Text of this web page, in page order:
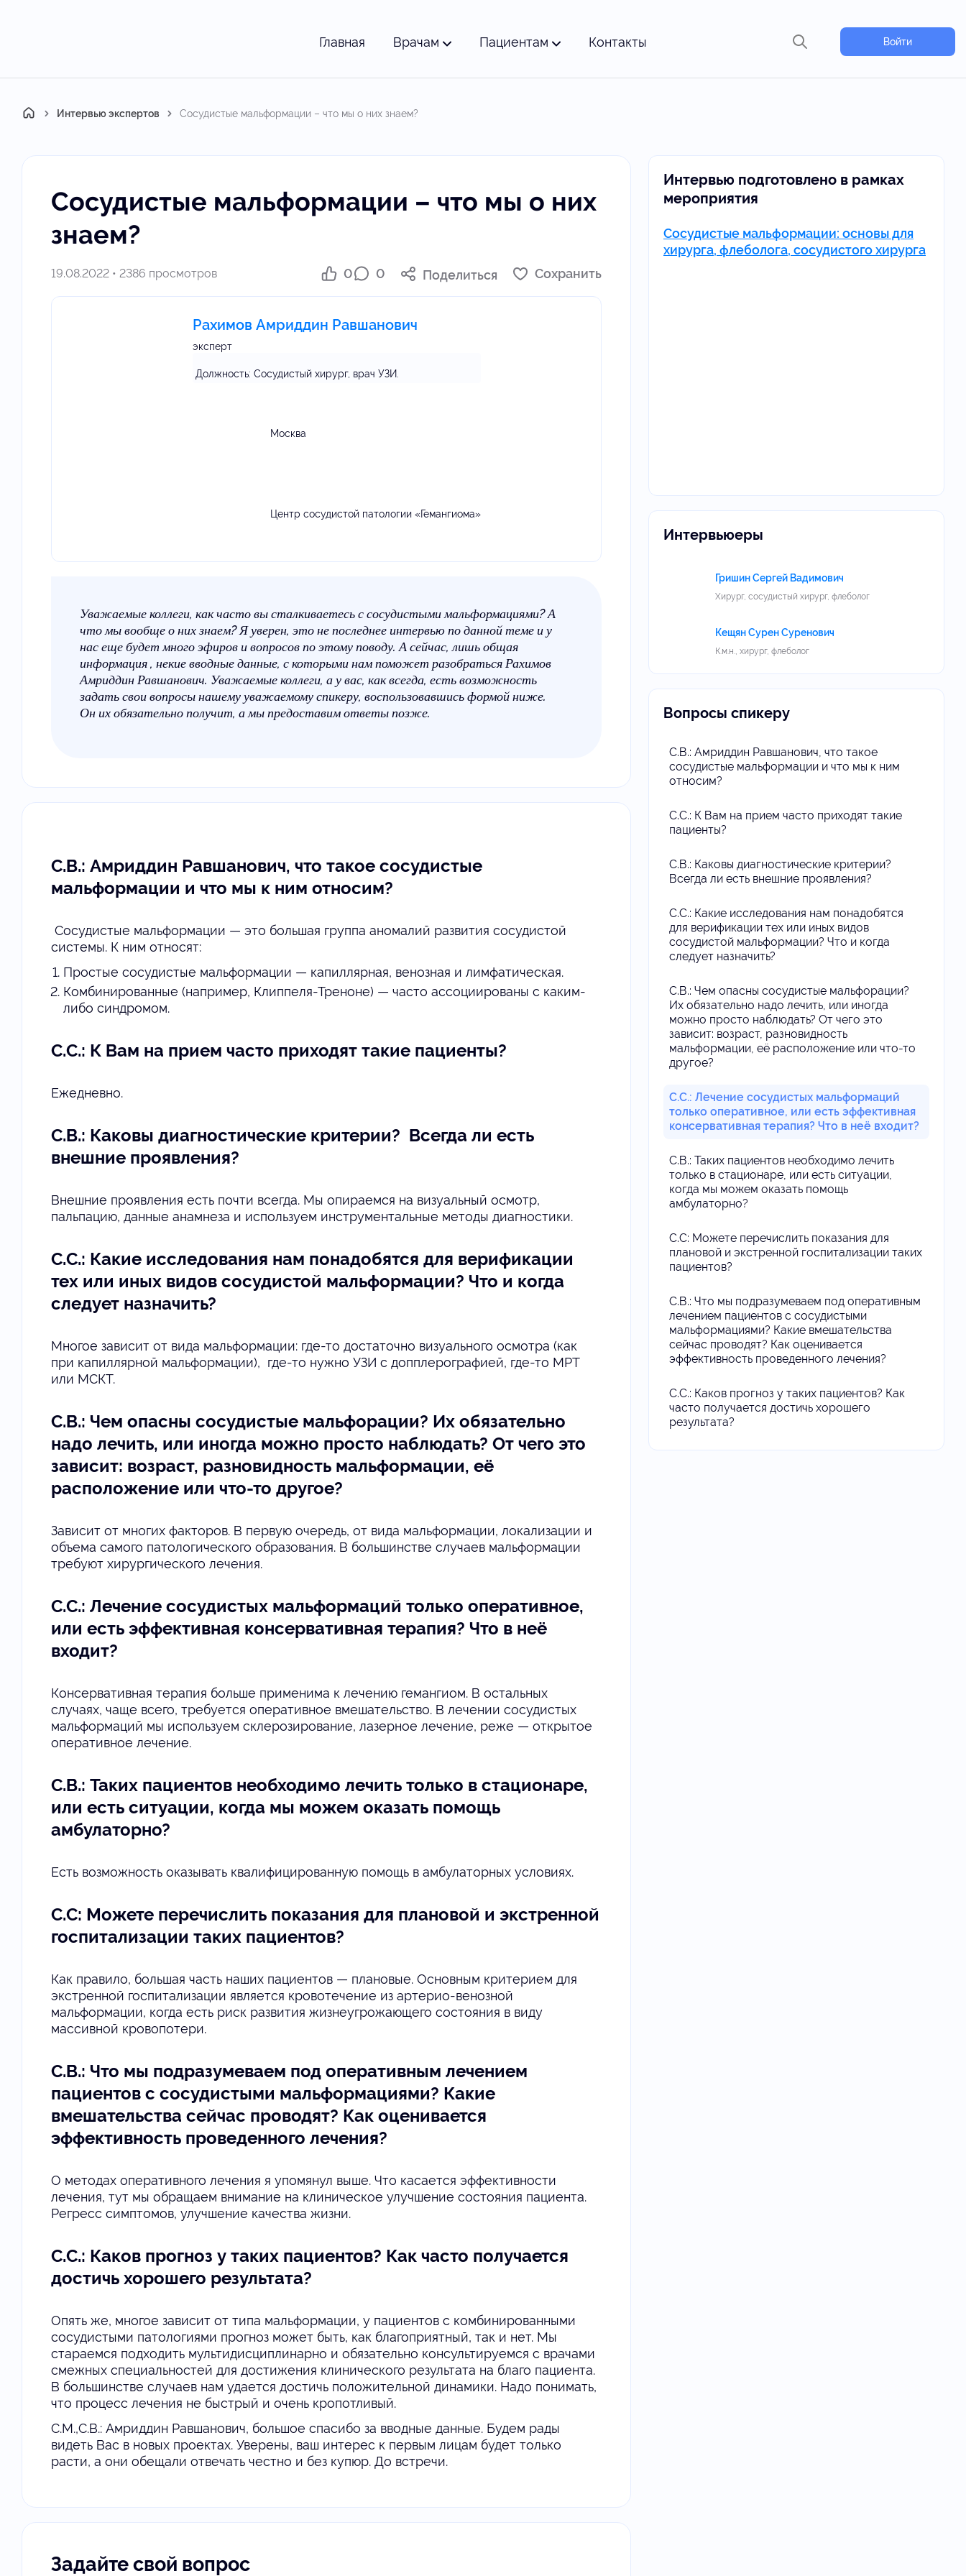
Главная Врачам Пациентам Контакты Войти
ГлавнаяИнтервью экспертов Сосудистые мальформации – что мы о них знаем?
Сосудистые мальформации – что мы о них
знаем?
19.08.2022 • 2386 просмотров 0 0 Поделиться Сохранить
Рахимов Амриддин Равшанович
эксперт
Должность: Сосудистый хирург, врач УЗИ.
Москва
Центр сосудистой патологии «Гемангиома»
Уважаемые коллеги, как часто вы сталкиваетесь с сосудистыми мальформациями? А
что мы вообще о них знаем? Я уверен, это не последнее интервью по данной теме и у
нас еще будет много эфиров и вопросов по этому поводу. А сейчас, лишь общая
информация , некие вводные данные, с которыми нам поможет разобраться Рахимов
Амриддин Равшанович. Уважаемые коллеги, а у вас, как всегда, есть возможность
задать свои вопросы нашему уважаемому спикеру, воспользовавшись формой ниже.
Он их обязательно получит, а мы предоставим ответы позже.
С.В.: Амриддин Равшанович, что такое сосудистые
мальформации и что мы к ним относим?
Сосудистые мальформации — это большая группа аномалий развития сосудистой
системы. К ним относят:
Простые сосудистые мальформации — капиллярная, венозная и лимфатическая.
Комбинированные (например, Клиппеля-Треноне) — часто ассоциированы с каким-
либо синдромом.
С.С.: К Вам на прием часто приходят такие пациенты?
Ежедневно.
С.В.: Каковы диагностические критерии? Всегда ли есть
внешние проявления?
Внешние проявления есть почти всегда. Мы опираемся на визуальный осмотр,
пальпацию, данные анамнеза и используем инструментальные методы диагностики.
С.С.: Какие исследования нам понадобятся для верификации
тех или иных видов сосудистой мальформации? Что и когда
следует назначить?
Многое зависит от вида мальформации: где-то достаточно визуального осмотра (как
при капиллярной мальформации), где-то нужно УЗИ с допплерографией, где-то МРТ
или МСКТ.
С.В.: Чем опасны сосудистые мальфорации? Их обязательно
надо лечить, или иногда можно просто наблюдать? От чего это
зависит: возраст, разновидность мальформации, её
расположение или что-то другое?
Зависит от многих факторов. В первую очередь, от вида мальформации, локализации и
объема самого патологического образования. В большинстве случаев мальформации
требуют хирургического лечения.
С.С.: Лечение сосудистых мальформаций только оперативное,
или есть эффективная консервативная терапия? Что в неё
входит?
Консервативная терапия больше применима к лечению гемангиом. В остальных
случаях, чаще всего, требуется оперативное вмешательство. В лечении сосудистых
мальформаций мы используем склерозирование, лазерное лечение, реже — открытое
оперативное лечение.
С.В.: Таких пациентов необходимо лечить только в стационаре,
или есть ситуации, когда мы можем оказать помощь
амбулаторно?
Есть возможность оказывать квалифицированную помощь в амбулаторных условиях.
С.С: Можете перечислить показания для плановой и экстренной
госпитализации таких пациентов?
Как правило, большая часть наших пациентов — плановые. Основным критерием для
экстренной госпитализации является кровотечение из артерио-венозной
мальформации, когда есть риск развития жизнеугрожающего состояния в виду
массивной кровопотери.
С.В.: Что мы подразумеваем под оперативным лечением
пациентов с сосудистыми мальформациями? Какие
вмешательства сейчас проводят? Как оценивается
эффективность проведенного лечения?
О методах оперативного лечения я упомянул выше. Что касается эффективности
лечения, тут мы обращаем внимание на клиническое улучшение состояния пациента.
Регресс симптомов, улучшение качества жизни.
С.С.: Каков прогноз у таких пациентов? Как часто получается
достичь хорошего результата?
Опять же, многое зависит от типа мальформации, у пациентов с комбинированными
сосудистыми патологиями прогноз может быть, как благоприятный, так и нет. Мы
стараемся подходить мультидисциплинарно и обязательно консультируемся с врачами
смежных специальностей для достижения клинического результата на благо пациента.
В большинстве случаев нам удается достичь положительной динамики. Надо понимать,
что процесс лечения не быстрый и очень кропотливый.
С.М.,С.В.: Амриддин Равшанович, большое спасибо за вводные данные. Будем рады
видеть Вас в новых проектах. Уверены, ваш интерес к первым лицам будет только
расти, а они обещали отвечать честно и без купюр. До встречи.
Задайте свой вопрос
Интервью подготовлено в рамках
мероприятия
Сосудистые мальформации: основы для
хирурга, флеболога, сосудистого хирурга
Интервьюеры
Гришин Сергей Вадимович
Хирург, сосудистый хирург, флеболог
Кещян Сурен Суренович
К.м.н., хирург, флеболог
Вопросы спикеру
С.В.: Амриддин Равшанович, что такое
сосудистые мальформации и что мы к ним
относим?
С.С.: К Вам на прием часто приходят такие
пациенты?
С.В.: Каковы диагностические критерии?
Всегда ли есть внешние проявления?
С.С.: Какие исследования нам понадобятся
для верификации тех или иных видов
сосудистой мальформации? Что и когда
следует назначить?
С.В.: Чем опасны сосудистые мальфорации?
Их обязательно надо лечить, или иногда
можно просто наблюдать? От чего это
зависит: возраст, разновидность
мальформации, её расположение или что-то
другое?
С.С.: Лечение сосудистых мальформаций
только оперативное, или есть эффективная
консервативная терапия? Что в неё входит?
С.В.: Таких пациентов необходимо лечить
только в стационаре, или есть ситуации,
когда мы можем оказать помощь
амбулаторно?
С.С: Можете перечислить показания для
плановой и экстренной госпитализации таких
пациентов?
С.В.: Что мы подразумеваем под оперативным
лечением пациентов с сосудистыми
мальформациями? Какие вмешательства
сейчас проводят? Как оценивается
эффективность проведенного лечения?
С.С.: Каков прогноз у таких пациентов? Как
часто получается достичь хорошего
результата?